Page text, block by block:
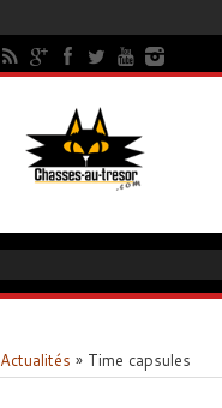
Actualités » Time capsules